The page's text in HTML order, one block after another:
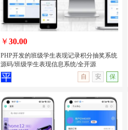
无演示
￥30.00
PHP开发的班级学生表现记录积分抽奖系统
源码/班级学生表现信息系统/全开源
自
安 保